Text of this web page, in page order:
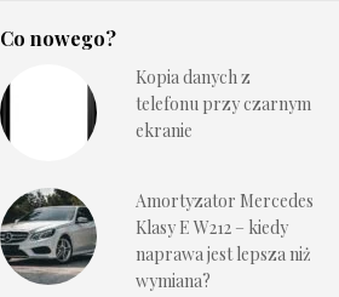
Co nowego?
Kopia danych z
telefonu przy czarnym
ekranie
Amortyzator Mercedes
Klasy E W212 – kiedy
naprawa jest lepsza niż
wymiana?